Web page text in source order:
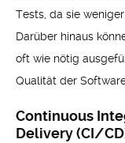
Tests, da sie
Darüber hinaus
oft wie nötig
Qualität der
Continuous
Delivery (CI/